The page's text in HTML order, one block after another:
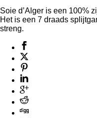
Soie d’Alger is een 100%
Het is een 7 draads
streng.